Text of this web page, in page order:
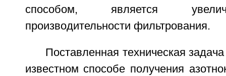
способом, является
производительности фильтрования.
Поставленная техническая
известном способе получения